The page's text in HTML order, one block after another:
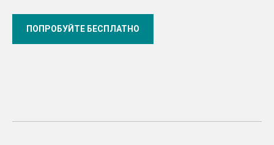
ПОПРОБУЙТЕ БЕСПЛАТНО